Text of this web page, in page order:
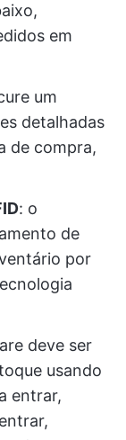
em
um
detalhadas
de compra,
: o
de
por
deve ser
usando
entrar,